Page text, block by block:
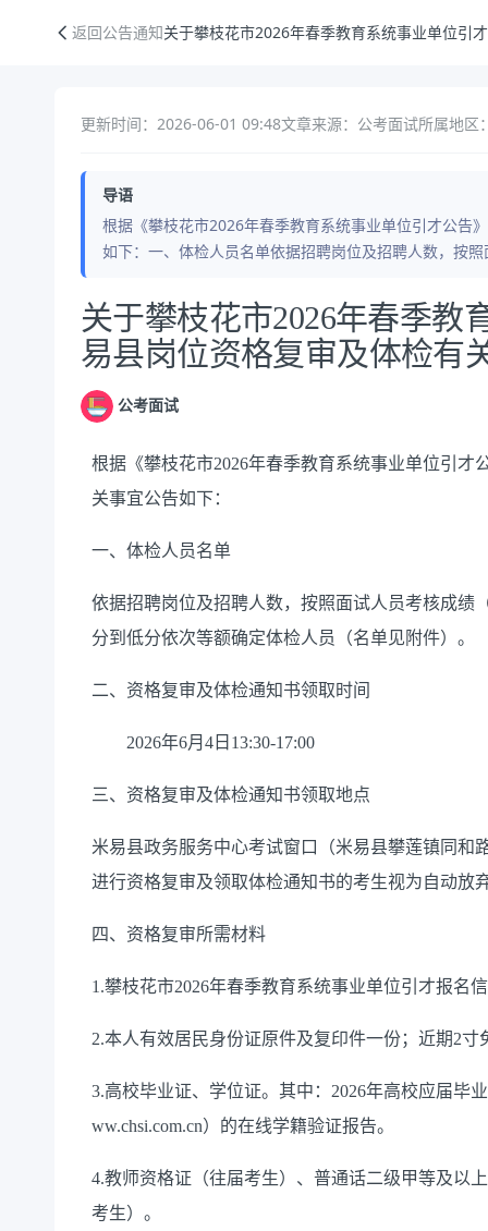
返回公告通知关于攀枝花市2026年春季教育系统事业单位引
更新时间：2026-06-01 09:48文章来源：公考面试所属地区
导语
根据《攀枝花市2026年春季教育系统事业单位引才公告
如下：一、体检人员名单依据招聘岗位及招聘人数，按
公告正文
关于攀枝花市2026年春季教
易县岗位资格复审及体检有
公考面试
根据《攀枝花市2026年春季教育系统事业单位引
关事宜公告如下：
一、体检人员名单
依据招聘岗位及招聘人数，按照面试人员考核成绩
分到低分依次等额确定体检人员（名单见附件）。
二、资格复审及体检通知书领取时间
2026年6月4日13:30-17:00
三、资格复审及体检通知书领取地点
米易县政务服务中心考试窗口（米易县攀莲镇同和
进行资格复审及领取体检通知书的考生视为自动放
四、资格复审所需材料
1.攀枝花市2026年春季教育系统事业单位引才报
2.本人有效居民身份证原件及复印件一份；近期2寸
3.高校毕业证、学位证。其中：2026年高校应届毕
ww.chsi.com.cn）的在线学籍验证报告。
4.教师资格证（往届考生）、普通话二级甲等及以
考生）。